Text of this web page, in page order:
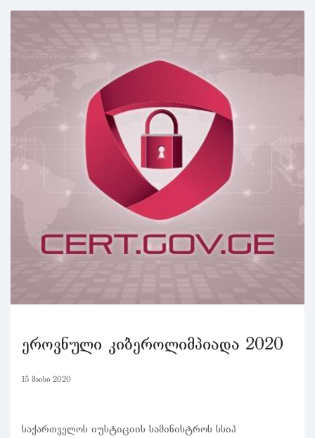
ეროვნული კიბეროლიმპიადა 2020
15 მაისი 2020
საქართველოს იუსტიციის სამინისტროს სსიპ